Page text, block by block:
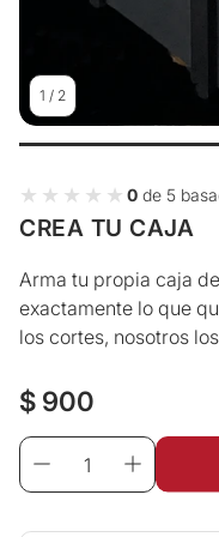
1 / 2
★★★★★
★★★★★ 0 de 5
CREA TU CAJA
Arma tu propia caja
exactamente lo que
los cortes, nosotros
Precio
regular
$ 900